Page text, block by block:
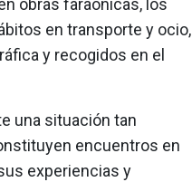
obras faraónicas, los
en transporte y ocio,
y recogidos en el
una situación tan
encuentros en
experiencias y